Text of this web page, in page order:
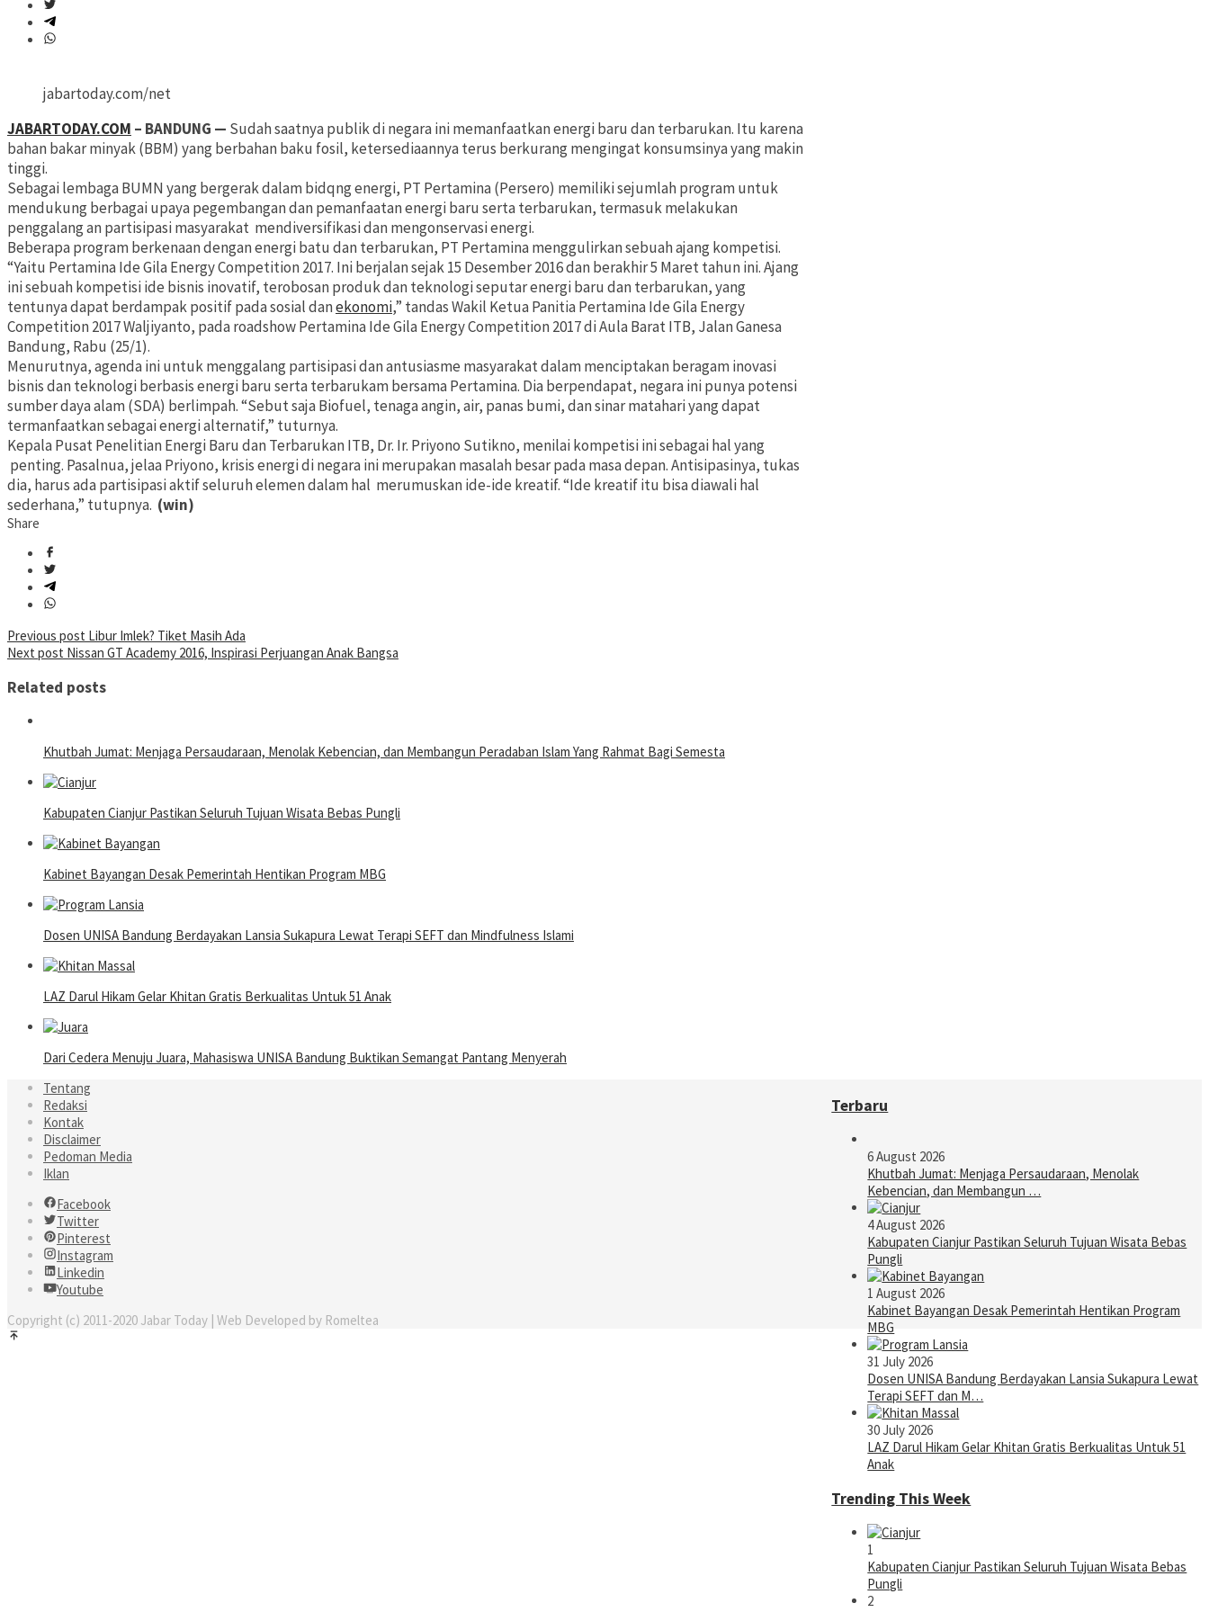
jabartoday.com/net
JABARTODAY.COM – BANDUNG — Sudah saatnya publik di negara ini memanfaatkan energi baru dan terbarukan. Itu karena
bahan bakar minyak (BBM) yang berbahan baku fosil, ketersediaannya terus berkurang mengingat konsumsinya yang makin
tinggi.
Sebagai lembaga BUMN yang bergerak dalam bidqng energi, PT Pertamina (Persero) memiliki sejumlah program untuk
mendukung berbagai upaya pegembangan dan pemanfaatan energi baru serta terbarukan, termasuk melakukan
penggalang an partisipasi masyarakat mendiversifikasi dan mengonservasi energi.
Beberapa program berkenaan dengan energi batu dan terbarukan, PT Pertamina menggulirkan sebuah ajang kompetisi.
“Yaitu Pertamina Ide Gila Energy Competition 2017. Ini berjalan sejak 15 Desember 2016 dan berakhir 5 Maret tahun ini. Ajang
ini sebuah kompetisi ide bisnis inovatif, terobosan produk dan teknologi seputar energi baru dan terbarukan, yang
tentunya dapat berdampak positif pada sosial danekonomi,” tandas Wakil Ketua Panitia Pertamina Ide Gila Energy
Competition 2017 Waljiyanto, pada roadshow Pertamina Ide Gila Energy Competition 2017 di Aula Barat ITB, Jalan Ganesa
Bandung, Rabu (25/1).
Menurutnya, agenda ini untuk menggalang partisipasi dan antusiasme masyarakat dalam menciptakan beragam inovasi
bisnis dan teknologi berbasis energi baru serta terbarukam bersama Pertamina. Dia berpendapat, negara ini punya potensi
sumber daya alam (SDA) berlimpah. “Sebut saja Biofuel, tenaga angin, air, panas bumi, dan sinar matahari yang dapat
termanfaatkan sebagai energi alternatif,” tuturnya.
Kepala Pusat Penelitian Energi Baru dan Terbarukan ITB, Dr. Ir. Priyono Sutikno, menilai kompetisi ini sebagai hal yang
penting. Pasalnua, jelaa Priyono, krisis energi di negara ini merupakan masalah besar pada masa depan. Antisipasinya, tukas
dia, harus ada partisipasi aktif seluruh elemen dalam hal merumuskan ide-ide kreatif. “Ide kreatif itu bisa diawali hal
sederhana,” tutupnya. (win)
Share
Post
navigation
Previous post Libur Imlek? Tiket Masih Ada
Next post Nissan GT Academy 2016, Inspirasi Perjuangan Anak Bangsa
Related posts
Khutbah Jumat: Menjaga Persaudaraan, Menolak Kebencian, dan Membangun Peradaban Islam Yang Rahmat Bagi Semesta
Kabupaten Cianjur Pastikan Seluruh Tujuan Wisata Bebas Pungli
Kabinet Bayangan Desak Pemerintah Hentikan Program MBG
Dosen UNISA Bandung Berdayakan Lansia Sukapura Lewat Terapi SEFT dan Mindfulness Islami
LAZ Darul Hikam Gelar Khitan Gratis Berkualitas Untuk 51 Anak
Dari Cedera Menuju Juara, Mahasiswa UNISA Bandung Buktikan Semangat Pantang Menyerah
Terbaru
6 August 2026
Khutbah Jumat: Menjaga Persaudaraan, Menolak
Kebencian, dan Membangun …
4 August 2026
Kabupaten Cianjur Pastikan Seluruh Tujuan Wisata Bebas
Pungli
1 August 2026
Kabinet Bayangan Desak Pemerintah Hentikan Program
MBG
31 July 2026
Dosen UNISA Bandung Berdayakan Lansia Sukapura Lewat
Terapi SEFT dan M…
30 July 2026
LAZ Darul Hikam Gelar Khitan Gratis Berkualitas Untuk 51
Anak
Trending This Week
1
Kabupaten Cianjur Pastikan Seluruh Tujuan Wisata Bebas
Pungli
2
Tentang
Redaksi
Kontak
Disclaimer
Pedoman Media
Iklan
Facebook
Twitter
Pinterest
Instagram
Linkedin
Youtube
Copyright (c) 2011-2020 Jabar Today | Web Developed by Romeltea